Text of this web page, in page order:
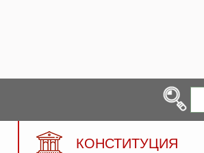
КОНСТИТУЦИЯ